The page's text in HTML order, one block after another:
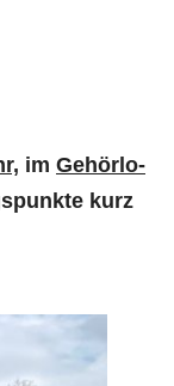
im Gehörlo­
kurz